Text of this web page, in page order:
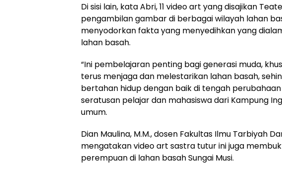
Di sisi lain, kata Abri, 11 video art yang disajikan
pengambilan gambar di berbagai wilayah lahan
menyodorkan fakta yang menyedihkan yang
lahan basah.
“Ini pembelajaran penting bagi generasi muda,
terus menjaga dan melestarikan lahan basah,
bertahan hidup dengan baik di tengah
seratusan pelajar dan mahasiswa dari Kampung
umum.
Dian Maulina, M.M., dosen Fakultas Ilmu Tarbiyah
mengatakan video art sastra tutur ini juga
perempuan di lahan basah Sungai Musi.